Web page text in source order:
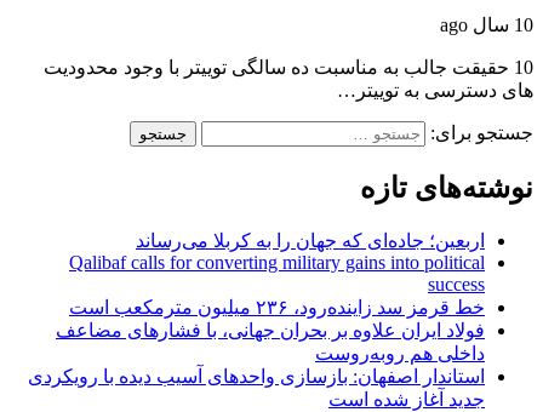
10 سال ago
10 حقیقت جالب به مناسبت ده سالگی توییتر با وجود محدودیت
های دسترسی به توییتر…
جستجو برای:
نوشته‌های تازه
اربعین؛ جاده‌ای که جهان را به کربلا می‌رساند
Qalibaf calls for converting military gains into political
success
خط قرمز سد زاینده‌رود، ۲۳۶ میلیون مترمکعب است
فولاد ایران علاوه بر بحران جهانی، با فشارهای مضاعف
داخلی هم روبه‌روست
استاندار اصفهان: بازسازی واحدهای آسیب دیده با رویکردی
جدید آغاز شده است